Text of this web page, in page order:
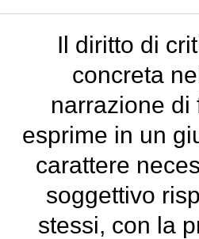
Il diritto di
concreta
narrazione di
esprime in un
carattere
soggettivo
stessi, con la